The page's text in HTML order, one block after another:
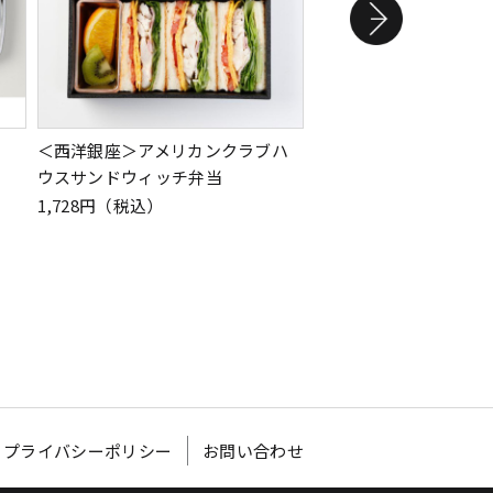
＜西洋銀座＞アメリカンクラブハ
ウスサンドウィッチ弁当
1,728円（税込）
プライバシーポリシー お問い合わせ